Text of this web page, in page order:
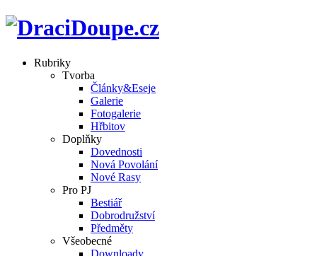
Rubriky
Tvorba
Články&Eseje
Galerie
Fotogalerie
Hřbitov
Doplňky
Dovednosti
Nová Povolání
Nové Rasy
Pro PJ
Bestiář
Dobrodružství
Předměty
Všeobecné
Downloady